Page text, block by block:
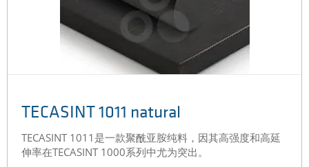
TECASINT 1011 natural
TECASINT 1011是一款聚酰亚胺纯料，因其高强度和高延
伸率在TECASINT 1000系列中尤为突出。